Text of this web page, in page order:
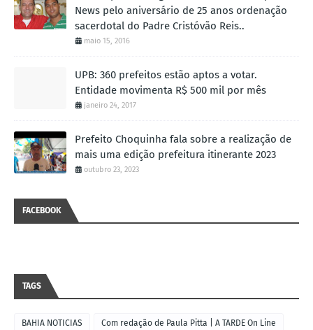
News pelo aniversário de 25 anos ordenação
sacerdotal do Padre Cristóvão Reis..
maio 15, 2016
UPB: 360 prefeitos estão aptos a votar.
Entidade movimenta R$ 500 mil por mês
janeiro 24, 2017
Prefeito Choquinha fala sobre a realização de
mais uma edição prefeitura itinerante 2023
outubro 23, 2023
FACEBOOK
TAGS
BAHIA NOTICIAS Com redação de Paula Pitta | A TARDE On Line